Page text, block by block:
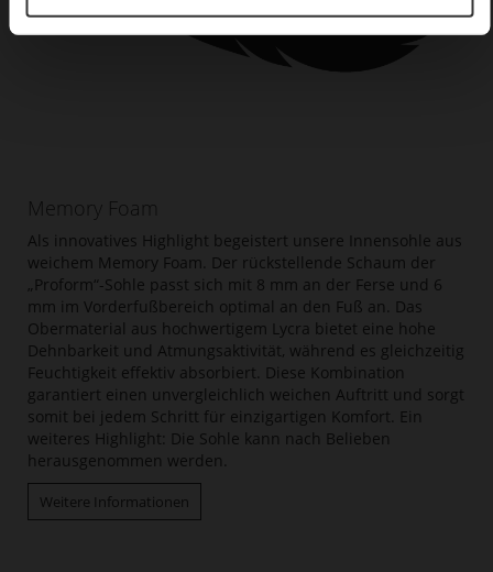
Memory Foam
Als innovatives Highlight begeistert unsere Innensohle aus
weichem Memory Foam. Der rückstellende Schaum der
„Proform“-Sohle passt sich mit 8 mm an der Ferse und 6
mm im Vorderfußbereich optimal an den Fuß an. Das
Obermaterial aus hochwertigem Lycra bietet eine hohe
Dehnbarkeit und Atmungsaktivität, während es gleichzeitig
Feuchtigkeit effektiv absorbiert. Diese Kombination
garantiert einen unvergleichlich weichen Auftritt und sorgt
somit bei jedem Schritt für einzigartigen Komfort. Ein
weiteres Highlight: Die Sohle kann nach Belieben
herausgenommen werden.
Weitere Informationen